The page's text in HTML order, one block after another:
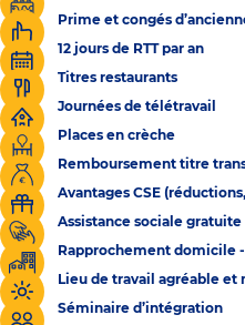
Prime et congés
12 jours de RTT par an
Titres restaurants
Journées de télétravail
Places en crèche
Remboursement titre
Avantages CSE
Assistance sociale gratuite
Rapprochement domicile
Lieu de travail agréable et
Séminaire d’intégration